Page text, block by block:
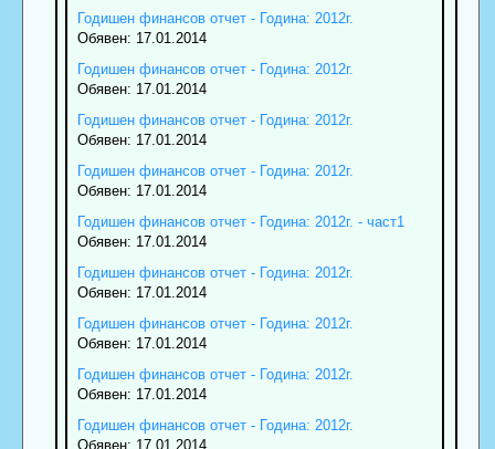
Годишен финансов отчет - Година: 2012г.
Обявен: 17.01.2014
Годишен финансов отчет - Година: 2012г.
Обявен: 17.01.2014
Годишен финансов отчет - Година: 2012г.
Обявен: 17.01.2014
Годишен финансов отчет - Година: 2012г.
Обявен: 17.01.2014
Годишен финансов отчет - Година: 2012г. - част1
Обявен: 17.01.2014
Годишен финансов отчет - Година: 2012г.
Обявен: 17.01.2014
Годишен финансов отчет - Година: 2012г.
Обявен: 17.01.2014
Годишен финансов отчет - Година: 2012г.
Обявен: 17.01.2014
Годишен финансов отчет - Година: 2012г.
Обявен: 17.01.2014